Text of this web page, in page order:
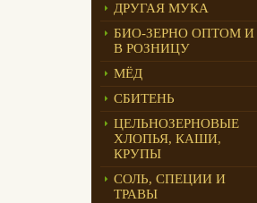
ДРУГАЯ МУКА
БИО-ЗЕРНО ОПТОМ И
В РОЗНИЦУ
МЁД
СБИТЕНЬ
ЦЕЛЬНОЗЕРНОВЫЕ
ХЛОПЬЯ, КАШИ,
КРУПЫ
СОЛЬ, СПЕЦИИ И
ТРАВЫ